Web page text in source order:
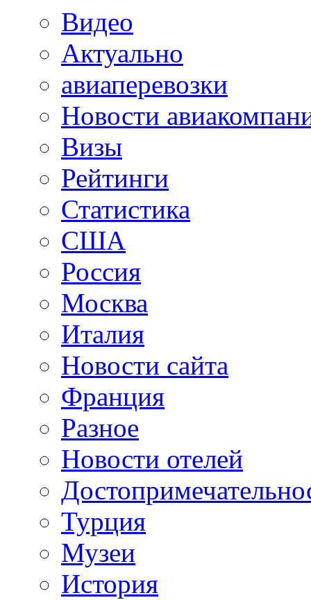
Видео
Актуально
авиаперевозки
Новости
Визы
Рейтинги
Статистика
США
Россия
Москва
Италия
Новости сайта
Франция
Разное
Новости отелей
Турция
Музеи
История